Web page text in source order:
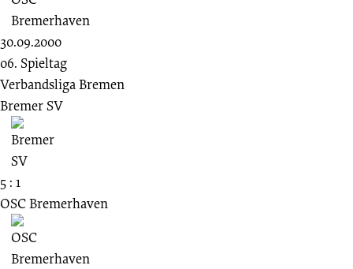
30.09.2000
06. Spieltag
Verbandsliga Bremen
Bremer SV
5 : 1
OSC Bremerhaven